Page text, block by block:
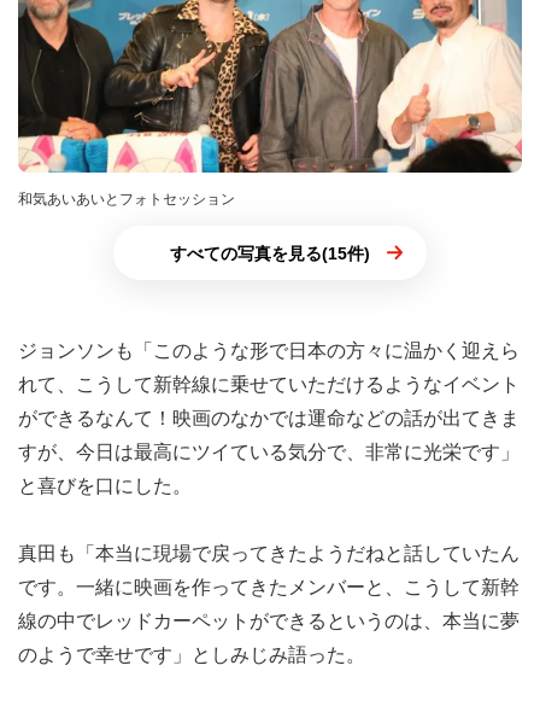
和気あいあいとフォトセッション
すべての写真を見る(15件)
ジョンソンも「このような形で日本の方々に温かく迎えら
れて、こうして新幹線に乗せていただけるようなイベント
ができるなんて！映画のなかでは運命などの話が出てきま
すが、今日は最高にツイている気分で、非常に光栄です」
と喜びを口にした。
真田も「本当に現場で戻ってきたようだねと話していたん
です。一緒に映画を作ってきたメンバーと、こうして新幹
線の中でレッドカーペットができるというのは、本当に夢
のようで幸せです」としみじみ語った。